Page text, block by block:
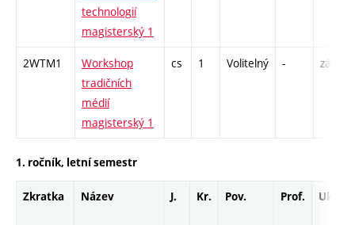
technologií
magisterský 1
2WTM1
Workshop
tradičních
médií
magisterský 1
cs 1 Volitelný - zá
1. ročník, letní semestr
Zkratka Název J. Kr. Pov. Prof. Uk.